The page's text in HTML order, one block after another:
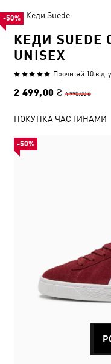
Кеди Suede
КЕДИ SUEDE
UNISEX
Прочитай 10
2 499,00 ₴ 4 990,00 ₴
-50%
ПОКУПКА ЧАСТИНАМИ
-50%